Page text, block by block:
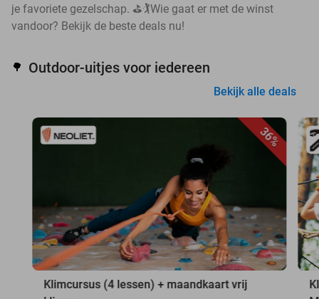
je favoriete gezelschap. ⛳🏌️Wie gaat er met de winst
vandoor? Bekijk de beste deals nu!
🌳 Outdoor-uitjes voor iedereen
Bekijk alle deals
36%
Klimcursus (4 lessen) + maandkaart vrij